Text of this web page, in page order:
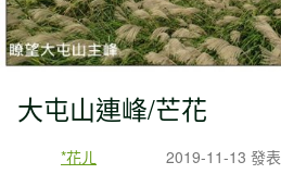
大屯山連峰/芒花
*花ㄦ 2019-11-13 發表